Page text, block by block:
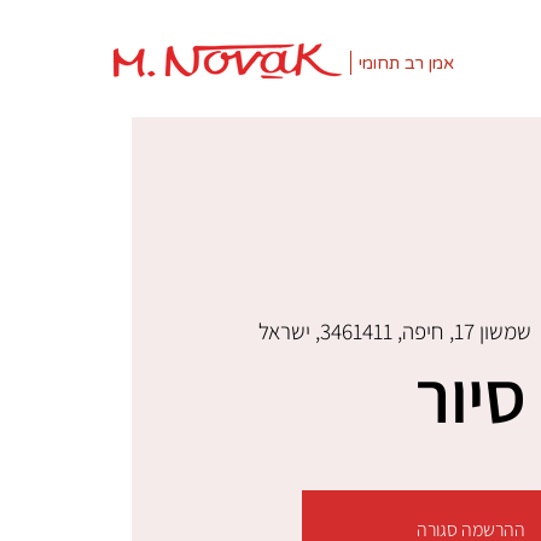
אמן רב תחומי
שמשון 17, חיפה, 3461411, ישראל
סיור
ההרשמה סגורה